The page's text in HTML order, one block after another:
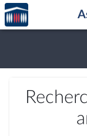
Aller au contenu
Aller en bas de la
Accèder
à la
page